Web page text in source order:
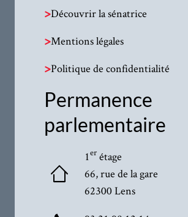
>Découvrir la sénatrice
>Mentions légales
>Politique de confidentialité
Permanence
parlementaire
1erétage
66, rue de la gare
62300 Lens